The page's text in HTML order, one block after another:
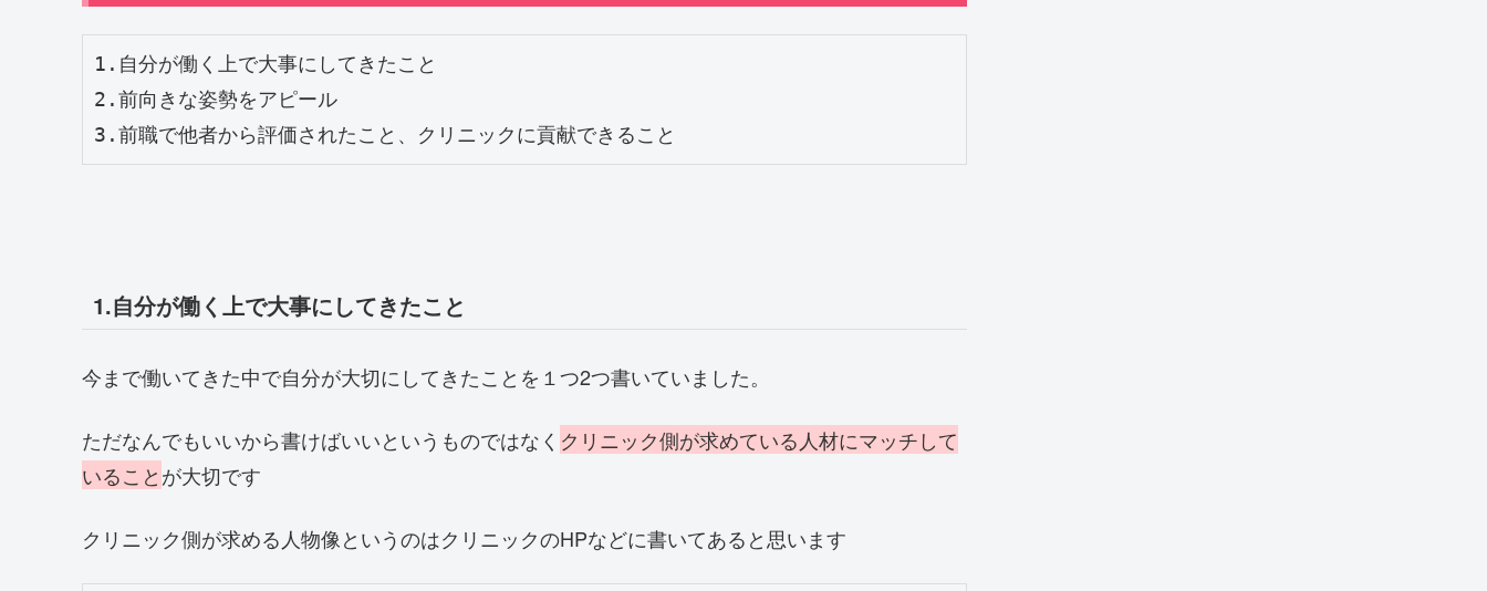
1.自分が働く上で大事にしてきたこと
2.前向きな姿勢をアピール
3.前職で他者から評価されたこと、クリニックに貢献できること
1.自分が働く上で大事にしてきたこと
今まで働いてきた中で自分が大切にしてきたことを１つ2つ書いていました。
ただなんでもいいから書けばいいというものではなく クリニック側が求めている人材にマッチして
いることが大切です
クリニック側が求める人物像というのはクリニックのHPなどに書いてあると思います